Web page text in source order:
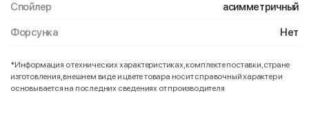
Спойлер асимметричный
Форсунка Нет
*Информация о технических характеристиках, комплекте поставки, стране
изготовления, внешнем виде и цвете товара носит справочный характер и
основывается на последних сведениях от производителя